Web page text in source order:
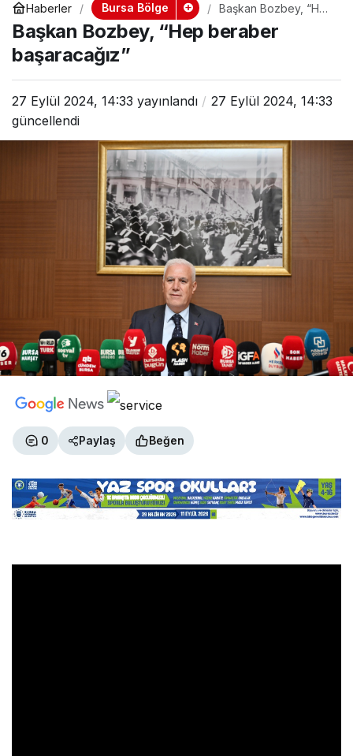
Haberler Bursa Bölge
Başkan Bozbey, “Hep
beraber başaracağız”
Başkan Bozbey, “Hep beraber
başaracağız”
27 Eylül 2024, 14:33 yayınlandı
27 Eylül 2024, 14:33
güncellendi
0 Paylaş Beğen